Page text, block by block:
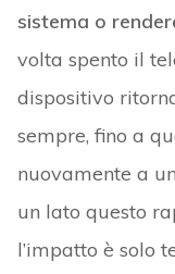
sistema o
volta spento il
dispositivo
sempre, fino a
nuovamente a
un lato questo
l’impatto è solo